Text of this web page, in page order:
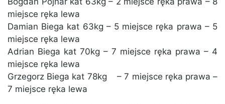
miejsce ręka lewa
Damian Biega kat 63kg – 5 miejsce ręka prawa – 5
miejsce ręka lewa
Adrian Biega kat 70kg – 7 miejsce ręka prawa – 4
miejsce ręka lewa
Grzegorz Biega kat 78kg – 7 miejsce ręka prawa –
7 miejsce ręka lewa